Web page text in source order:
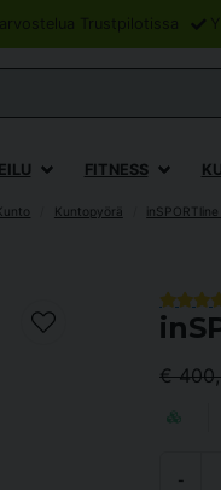
Trustpilotissa
FITNESS
Kuntopyörä
€
-